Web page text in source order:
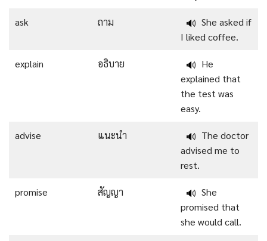
ask ถาม 🔊 She asked if
I liked coffee.
explain อธิบาย 🔊 He
explained that
the test was
easy.
advise แนะนำ 🔊 The doctor
advised me to
rest.
promise สัญญา 🔊 She
promised that
she would call.